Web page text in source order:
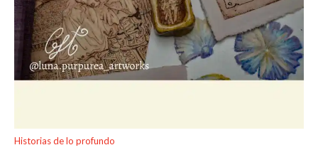
Historias de lo profundo